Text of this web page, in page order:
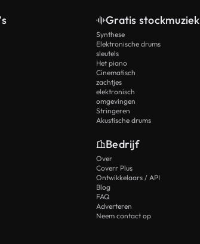
Gratis stockmuziek
Synthese
Elektronische drums
sleutels
Het piano
Cinematisch
zachtjes
elektronisch
omgevingen
Stringeren
Akustische drums
Bedrijf
Over
Coverr Plus
Ontwikkelaars / API
Blog
FAQ
Adverteren
Neem contact op